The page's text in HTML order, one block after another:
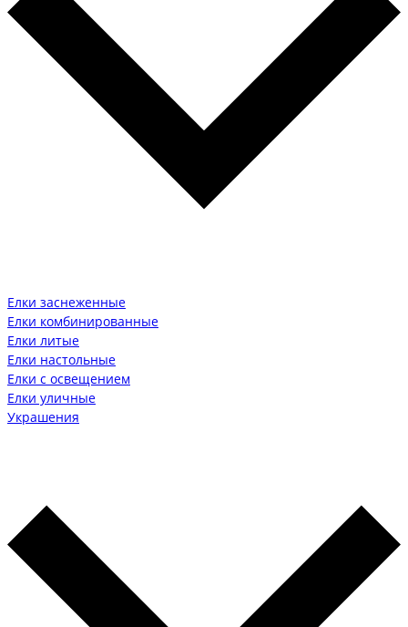
Елки заснеженные
Елки комбинированные
Елки литые
Елки настольные
Елки с освещением
Елки уличные
Украшения